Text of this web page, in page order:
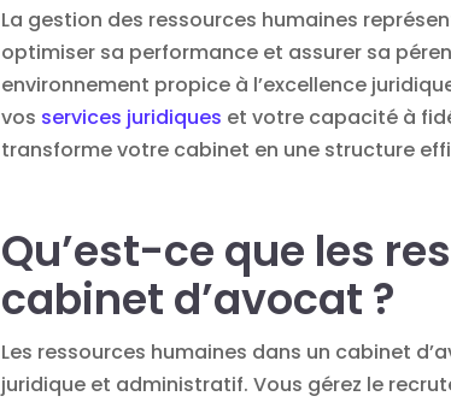
La gestion des ressources humaines
optimiser sa performance et assurer sa
environnement propice à l’excellence
vos services juridiques et votre capacité à
transforme votre cabinet en une structure
Qu’est-ce que les
cabinet d’avocat ?
Les ressources humaines dans un cabinet
juridique et administratif. Vous gérez le